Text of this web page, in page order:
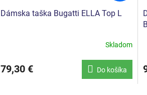
Dámska taška Bugatti ELLA Top L
Skladom
79,30 € Do košíka